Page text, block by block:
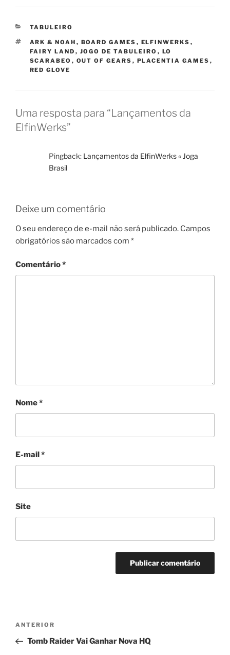
CATEGORIAS
TABULEIRO
TAGS
ARK & NOAH , BOARD GAMES , ELFINWERKS ,
FAIRY LAND , JOGO DE TABULEIRO , LO
SCARABEO , OUT OF GEARS , PLACENTIA GAMES ,
RED GLOVE
Uma resposta para “Lançamentos da
ElfinWerks”
Pingback: Lançamentos da ElfinWerks « Joga
Brasil
Deixe um comentário
O seu endereço de e-mail não será publicado. Campos
obrigatórios são marcados com *
Comentário*
Nome*
E-mail*
Site
Navegação
Post
Post
anterior
ANTERIOR
Tomb Raider Vai Ganhar Nova HQ